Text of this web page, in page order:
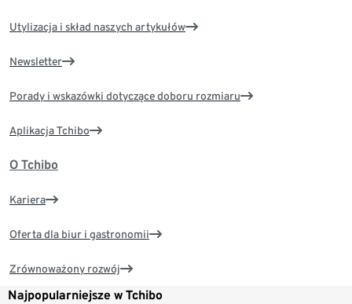
Utylizacja i skład naszych artykułów
Newsletter
Porady i wskazówki dotyczące doboru rozmiaru
Aplikacja Tchibo
O Tchibo
Kariera
Oferta dla biur i gastronomii
Zrównoważony rozwój
Najpopularniejsze w Tchibo